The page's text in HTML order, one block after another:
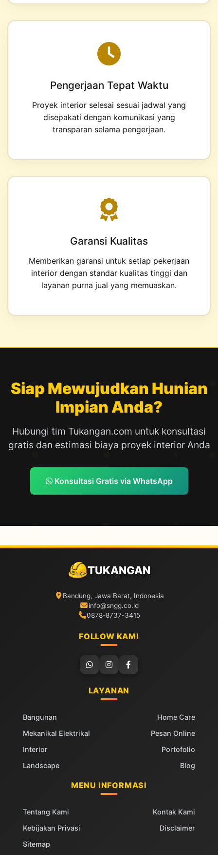
Pengerjaan Tepat Waktu
Proyek interior selesai sesuai jadwal yang
disepakati dengan komunikasi yang
transparan selama pengerjaan.
Garansi Kualitas
Memberikan garansi untuk setiap pekerjaan
interior dengan standar kualitas tinggi dan
layanan purna jual yang memuaskan.
Siap Mewujudkan Hunian
Impian Anda?
Hubungi tim Tukangan.com untuk konsultasi
gratis dan estimasi biaya proyek interior Anda
Konsultasi Gratis via WhatsApp
TUKANGAN
Bandung, Jawa Barat, Indonesia
info@sngg.co.id
0878-8737-3415
FOLLOW KAMI
LAYANAN
Bangunan
Mekanikal Elektrikal
Interior
Landscape
Home Care
Pesan Online
Portofolio
Blog
MENU INFORMASI
Tentang Kami
Kebijakan Privasi
Sitemap
Kontak Kami
Disclaimer